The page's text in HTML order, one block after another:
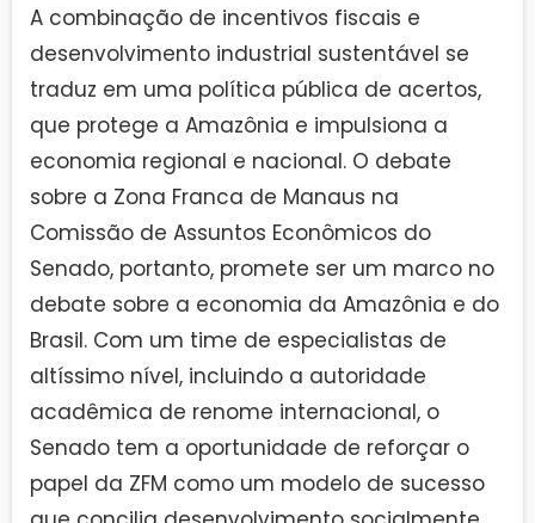
A combinação de incentivos fiscais e
desenvolvimento industrial sustentável se
traduz em uma política pública de acertos,
que protege a Amazônia e impulsiona a
economia regional e nacional. O debate
sobre a Zona Franca de Manaus na
Comissão de Assuntos Econômicos do
Senado, portanto, promete ser um marco no
debate sobre a economia da Amazônia e do
Brasil. Com um time de especialistas de
altíssimo nível, incluindo a autoridade
acadêmica de renome internacional, o
Senado tem a oportunidade de reforçar o
papel da ZFM como um modelo de sucesso